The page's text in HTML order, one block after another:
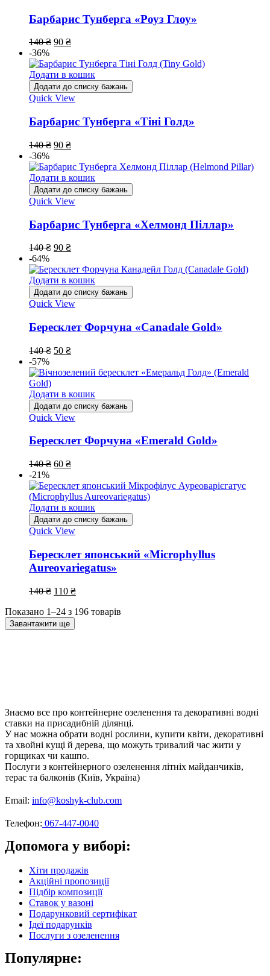
Барбарис Тунберга «Роуз Глоу»
140₴ 90 ₴
-36%
Додати в кошик
Додати до списку бажань
Quick View
Барбарис Тунберга «Тіні Голд»
140₴ 90 ₴
-36%
Додати в кошик
Додати до списку бажань
Quick View
Барбарис Тунберга «Хелмонд Піллар»
140₴ 90 ₴
-64%
Додати в кошик
Додати до списку бажань
Quick View
Бересклет Форчуна «Canadale Gold»
140₴ 50 ₴
-57%
Додати в кошик
Додати до списку бажань
Quick View
Бересклет Форчуна «Emerald Gold»
140₴ 60 ₴
-21%
Додати в кошик
Додати до списку бажань
Quick View
Бересклет японський «Microphyllus
Aureovariegatus»
140₴ 110 ₴
Показано 1–24 з 196 товарів
Завантажити ще
Знаємо все про контейнерне озеленення та декоративні водні
ставки на присадибній ділянці.
У нас можна обрати водні рослини, купити квіти, декоративні
та хвойні кущі й дерева, що можуть тривалий час жити у
горщиках чи кашпо.
Послуги з контейнерного озеленення літніх майданчиків,
терас та балконів (Київ, Україна)
Email: info@koshyk-club.com
Телефон: 067-447-0040
Допомога у виборі:
Хіти продажів
Акційні пропозиції
Підбір композиції
Ставок у вазоні
Подарунковий сертифікат
Ідеї подарунків
Послуги з озеленення
Популярне: